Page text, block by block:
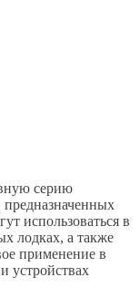
серию
использоваться в
лодках, а также
применение в
устройствах